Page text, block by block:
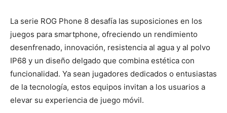
La serie ROG Phone 8 desafía las suposiciones en los
juegos para smartphone, ofreciendo un rendimiento
desenfrenado, innovación, resistencia al agua y al polvo
IP68 y un diseño delgado que combina estética con
funcionalidad. Ya sean jugadores dedicados o entusiastas
de la tecnología, estos equipos invitan a los usuarios a
elevar su experiencia de juego móvil.